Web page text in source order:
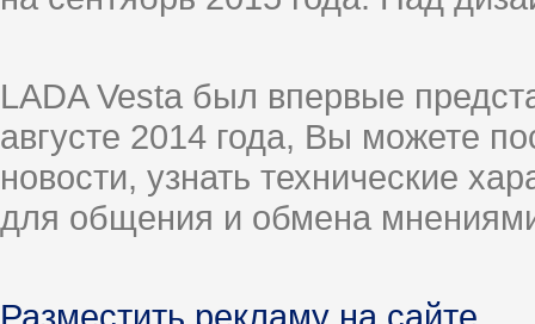
LADA Vesta был впервые
августе 2014 года, Вы можете
новости, узнать технические
для общения и обмена